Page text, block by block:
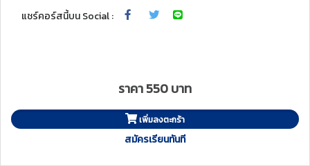
แชร์คอร์สนี้บน Social :
ราคา 550 บาท
เพิ่มลงตะกร้า
สมัครเรียนทันที